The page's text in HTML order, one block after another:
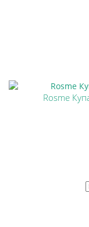
Rosme